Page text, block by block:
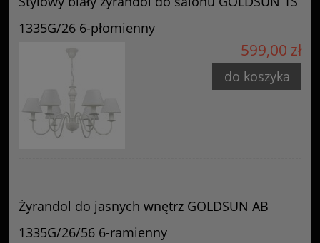
1335G/26 6-płomienny
599,00 zł
do koszyka
Żyrandol do jasnych wnętrz GOLDSUN AB
1335G/26/56 6-ramienny